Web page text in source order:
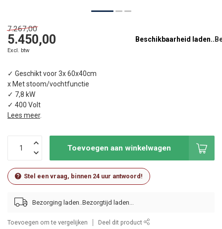
7.267,00
5.450,00
Excl. btw
Beschikbaarheid laden..
✓ Geschikt voor 3x 60x40cm
x Met stoom/vochtfunctie
✓ 7,8 kW
✓ 400 Volt
Lees meer.
Toevoegen aan winkelwagen
Stel een vraag, binnen 24 uur antwoord!
Bezorging laden..
Toevoegen om te vergelijken Deel dit product